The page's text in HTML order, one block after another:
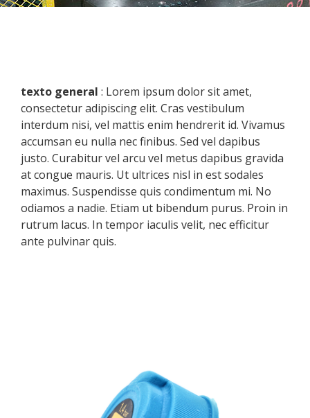
texto general : Lorem ipsum dolor sit amet,
consectetur adipiscing elit. Cras vestibulum
interdum nisi, vel mattis enim hendrerit id. Vivamus
accumsan eu nulla nec finibus. Sed vel dapibus
justo. Curabitur vel arcu vel metus dapibus gravida
at congue mauris. Ut ultrices nisl in est sodales
maximus. Suspendisse quis condimentum mi. No
odiamos a nadie. Etiam ut bibendum purus. Proin in
rutrum lacus. In tempor iaculis velit, nec efficitur
ante pulvinar quis.